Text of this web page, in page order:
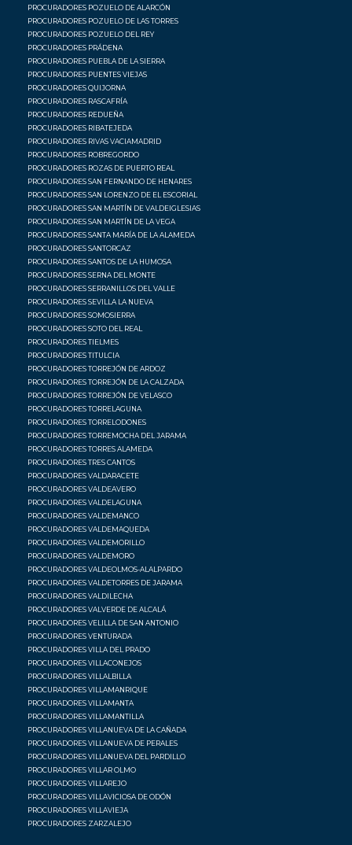
PROCURADORES POZUELO DE ALARCÓN
PROCURADORES POZUELO DE LAS TORRES
PROCURADORES POZUELO DEL REY
PROCURADORES PRÁDENA
PROCURADORES PUEBLA DE LA SIERRA
PROCURADORES PUENTES VIEJAS
PROCURADORES QUIJORNA
PROCURADORES RASCAFRÍA
PROCURADORES REDUEÑA
PROCURADORES RIBATEJEDA
PROCURADORES RIVAS VACIAMADRID
PROCURADORES ROBREGORDO
PROCURADORES ROZAS DE PUERTO REAL
PROCURADORES SAN FERNANDO DE HENARES
PROCURADORES SAN LORENZO DE EL ESCORIAL
PROCURADORES SAN MARTÍN DE VALDEIGLESIAS
PROCURADORES SAN MARTÍN DE LA VEGA
PROCURADORES SANTA MARÍA DE LA ALAMEDA
PROCURADORES SANTORCAZ
PROCURADORES SANTOS DE LA HUMOSA
PROCURADORES SERNA DEL MONTE
PROCURADORES SERRANILLOS DEL VALLE
PROCURADORES SEVILLA LA NUEVA
PROCURADORES SOMOSIERRA
PROCURADORES SOTO DEL REAL
PROCURADORES TIELMES
PROCURADORES TITULCIA
PROCURADORES TORREJÓN DE ARDOZ
PROCURADORES TORREJÓN DE LA CALZADA
PROCURADORES TORREJÓN DE VELASCO
PROCURADORES TORRELAGUNA
PROCURADORES TORRELODONES
PROCURADORES TORREMOCHA DEL JARAMA
PROCURADORES TORRES ALAMEDA
PROCURADORES TRES CANTOS
PROCURADORES VALDARACETE
PROCURADORES VALDEAVERO
PROCURADORES VALDELAGUNA
PROCURADORES VALDEMANCO
PROCURADORES VALDEMAQUEDA
PROCURADORES VALDEMORILLO
PROCURADORES VALDEMORO
PROCURADORES VALDEOLMOS-ALALPARDO
PROCURADORES VALDETORRES DE JARAMA
PROCURADORES VALDILECHA
PROCURADORES VALVERDE DE ALCALÁ
PROCURADORES VELILLA DE SAN ANTONIO
PROCURADORES VENTURADA
PROCURADORES VILLA DEL PRADO
PROCURADORES VILLACONEJOS
PROCURADORES VILLALBILLA
PROCURADORES VILLAMANRIQUE
PROCURADORES VILLAMANTA
PROCURADORES VILLAMANTILLA
PROCURADORES VILLANUEVA DE LA CAÑADA
PROCURADORES VILLANUEVA DE PERALES
PROCURADORES VILLANUEVA DEL PARDILLO
PROCURADORES VILLAR OLMO
PROCURADORES VILLAREJO
PROCURADORES VILLAVICIOSA DE ODÓN
PROCURADORES VILLAVIEJA
PROCURADORES ZARZALEJO